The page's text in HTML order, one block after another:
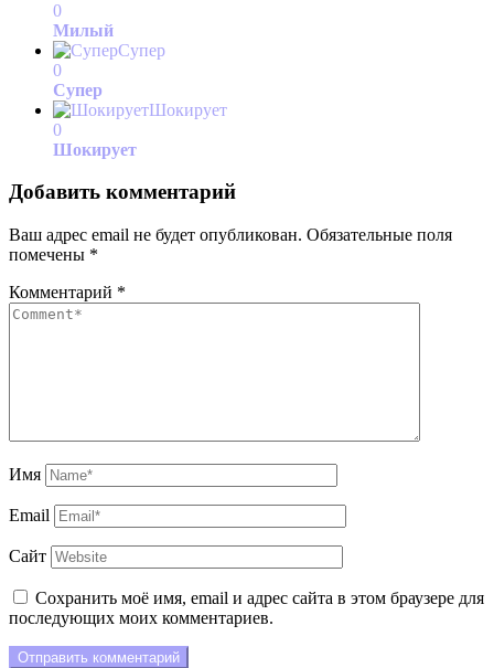
0
Милый
Супер
0
Супер
Шокирует
0
Шокирует
Добавить комментарий
Ваш адрес email не будет опубликован. Обязательные поля
помечены *
Комментарий *
Имя
Email
Сайт
Сохранить моё имя, email и адрес сайта в этом браузере для
последующих моих комментариев.
Отправить комментарий